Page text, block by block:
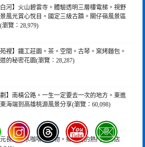
白河】火山碧雲寺。體驗透明三層樓電梯。視野
風光賞心悅目。國定三級古蹟。關仔嶺風景區
覽：28,979)
苑裡】鐵工莊園。茶。空間。古琴。窯烤麵包。
的秘密花園(瀏覽：28,287)
劃】南橫公路。一生一定要去一次的地方。東進
海端到高雄桃源風景分享(瀏覽：60,098)
元長】白水咖啡。食物。鄉村裡的熱門咖啡店